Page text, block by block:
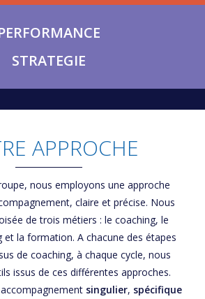
STRATEGIE
APPROCHE
nous employons une approche
claire et précise. Nous
de trois métiers : le coaching, le
et la formation. A chacune des étapes
de coaching, à chaque cycle, nous
issus de ces différentes approches.
singulier, spécifique